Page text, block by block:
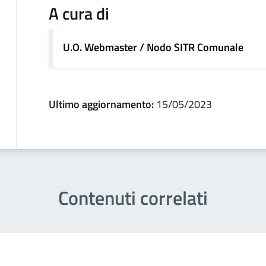
A cura di
U.O. Webmaster / Nodo SITR Comunale
Ultimo aggiornamento: 15/05/2023
Contenuti correlati